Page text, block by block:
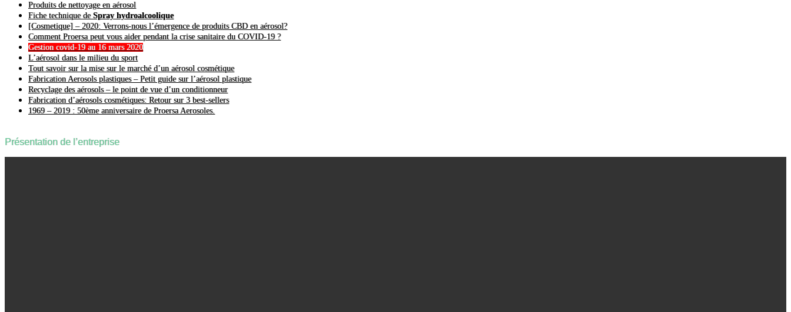
Produits de nettoyage en aérosol
Fiche technique de Spray hydroalcoolique
[Cosmetique] – 2020: Verrons-nous l’émergence de produits CBD en aérosol?
Comment Proersa peut vous aider pendant la crise sanitaire du COVID-19 ?
Gestion covid-19 au 16 mars 2020
L’aérosol dans le milieu du sport
Tout savoir sur la mise sur le marché d’un aérosol cosmétique
Fabrication Aerosols plastiques – Petit guide sur l’aérosol plastique
Recyclage des aérosols – le point de vue d’un conditionneur
Fabrication d’aérosols cosmétiques: Retour sur 3 best-sellers
1969 – 2019 : 50ème anniversaire de Proersa Aerosoles.
Présentation de l’entreprise